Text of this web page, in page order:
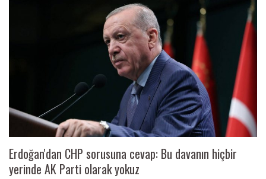
Erdoğan'dan CHP sorusuna cevap: Bu davanın hiçbir
yerinde AK Parti olarak yokuz